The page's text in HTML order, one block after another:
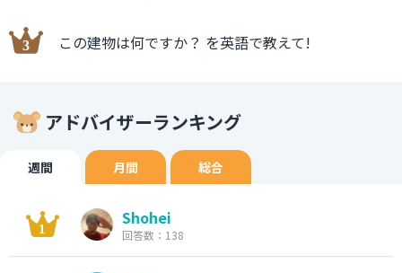
この建物は何ですか？ を英語で教えて!
アドバイザーランキング
週間 月間 総合
Shohei
回答数：138